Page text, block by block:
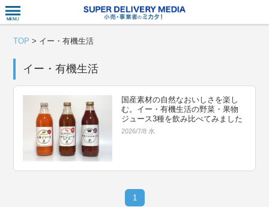
TOP > イー・有機生活
イー・有機生活
国産素材の自然なおいしさを楽し
む。イー・有機生活の野菜・果物
ジュース3種を飲み比べてみました
2026/7/8 水
1